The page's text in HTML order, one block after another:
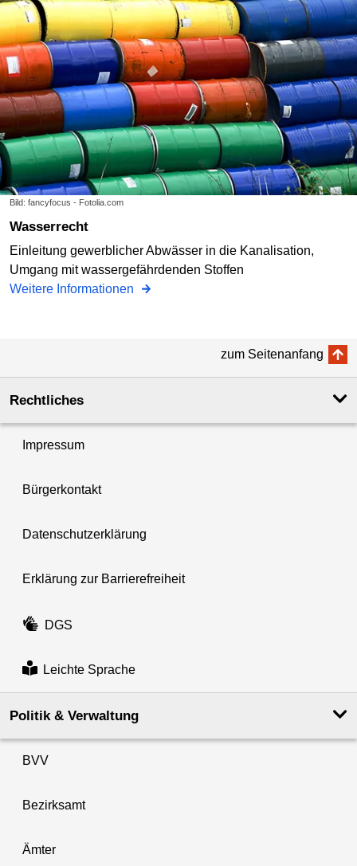
Bild: fancyfocus - Fotolia.com
Wasserrecht
Einleitung gewerblicher Abwässer in die Kanalisation,
Umgang mit wassergefährdenden Stoffen
Weitere Informationen
zum Seitenanfang
Rechtliches
Impressum
Bürgerkontakt
Datenschutzerklärung
Erklärung zur Barrierefreiheit
DGS
Leichte Sprache
Politik & Verwaltung
BVV
Bezirksamt
Ämter